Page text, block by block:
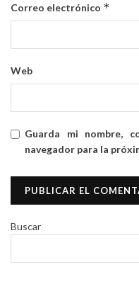
Correo electrónico *
Web
Guarda mi nombre,
navegador para la
Buscar